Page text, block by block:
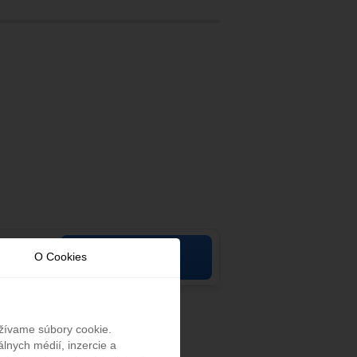
O Cookies
súbory cookie.
médií, inzercie a